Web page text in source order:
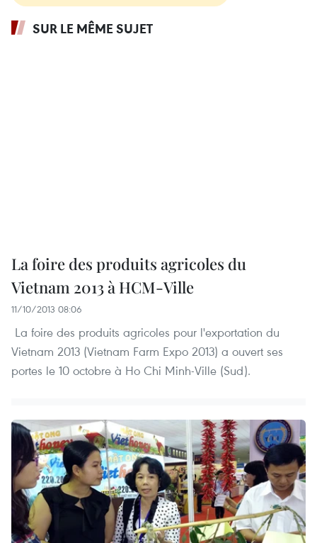
SUR LE MÊME SUJET
La foire des produits agricoles du
Vietnam 2013 à HCM-Ville
11/10/2013 08:06
La foire des produits agricoles pour l'exportation du
Vietnam 2013 (Vietnam Farm Expo 2013) a ouvert ses
portes le 10 octobre à Ho Chi Minh-Ville (Sud).